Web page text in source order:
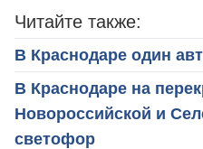
Читайте также:
В Краснодаре один
В Краснодаре на
Новороссийской и
светофор